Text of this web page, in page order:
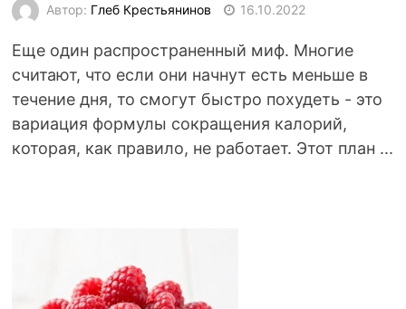
Автор: Глеб Крестьянинов 16.10.2022
Еще один распространенный миф. Многие
считают, что если они начнут есть меньше в
течение дня, то смогут быстро похудеть - это
вариация формулы сокращения калорий,
которая, как правило, не работает. Этот план ...